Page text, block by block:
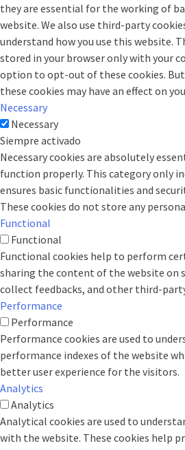
they are essential for the working of
website. We also use third-party
understand how you use this website.
stored in your browser only with your
option to opt-out of these cookies.
these cookies may have an effect on
Necessary
Necessary
Siempre activado
Necessary cookies are absolutely
function properly. This category only
ensures basic functionalities and
These cookies do not store any
Functional
Functional
Functional cookies help to perform
sharing the content of the website on
collect feedbacks, and other third-
Performance
Performance
Performance cookies are used to
performance indexes of the website
better user experience for the visitors.
Analytics
Analytics
Analytical cookies are used to
with the website. These cookies help